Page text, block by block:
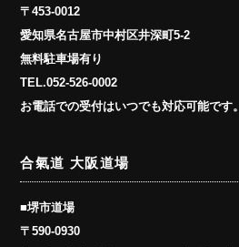
〒453-0012
愛知県名古屋市中村区井深町5-2
無料駐車場有り
TEL.052-526-0002
お電話での受付はいつでも対応可能です。
合氣道 大阪道場
■堺市道場
〒590-0930